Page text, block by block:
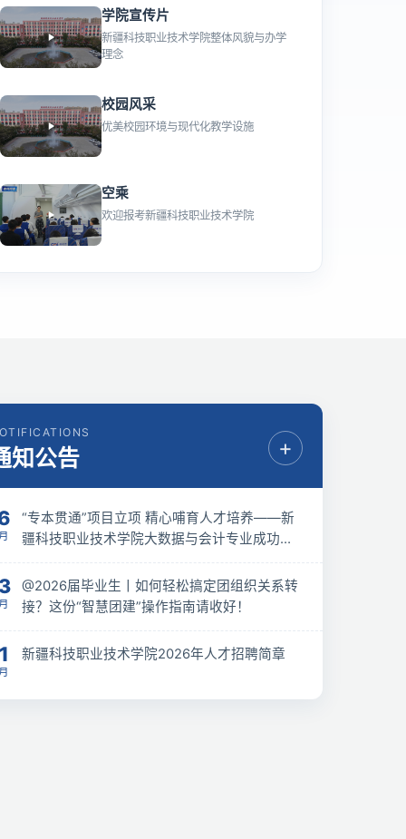
学院宣传片
新疆科技职业技术学院整体风貌与办学
理念
校园风采
优美校园环境与现代化教学设施
空乘
欢迎报考新疆科技职业技术学院
知公告 +
“专本贯通”项目立项 精心哺育人才培养——新
疆科技职业技术学院大数据与会计专业成功获
批 “3+2” 专本贯通联合培养项目立项
@2026届毕业生丨如何轻松搞定团组织关系转
接？这份“智慧团建”操作指南请收好！
新疆科技职业技术学院2026年人才招聘简章